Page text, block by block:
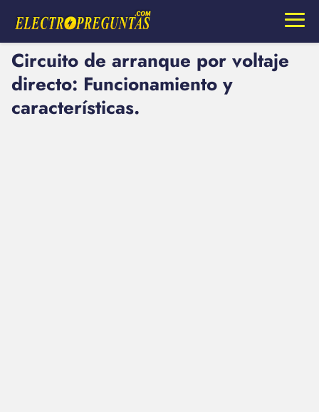
Circuito de arranque por voltaje
directo: Funcionamiento y
características.